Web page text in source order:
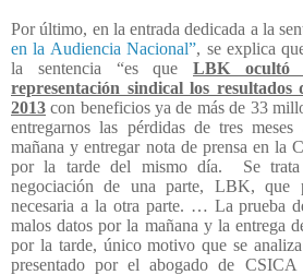
Por último, en la entrada dedicada a la
en la Audiencia Nacional”, se explica
la sentencia “esque LBK ocultó
representación sindical los
2013 con beneficios ya de más de 33
entregarnos las pérdidas de tres
mañana y entregar nota de prensa en la
por la tarde del mismo día. Se
negociación de una parte, LBK, que
necesaria a la otra parte. … La prueba
malos datos por la mañana y la entrega
por la tarde, único motivo que se
presentado por el abogado de